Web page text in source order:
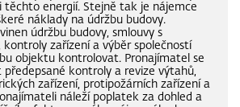
těchto energií. Stejně tak je nájemce
náklady na údržbu budovy.
údržbu budovy, smlouvy s
kontroly zařízení a výběr společností
objektu kontrolovat. Pronajímatel se
předepsané kontroly a revize výtahů,
zařízení, protipožárních zařízení a
náleží poplatek za dohled a